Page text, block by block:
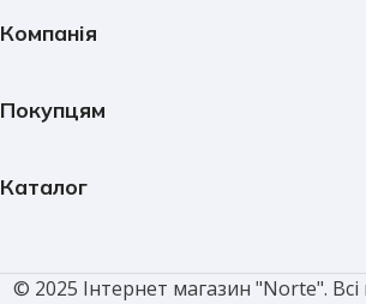
Компанія
Покупцям
Каталог
© 2025 Інтернет магазин "Norte".